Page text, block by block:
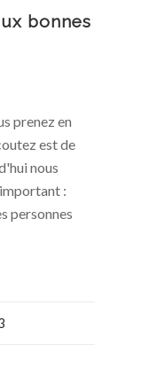
bonnes
prenez en
est de
nous
:
personnes